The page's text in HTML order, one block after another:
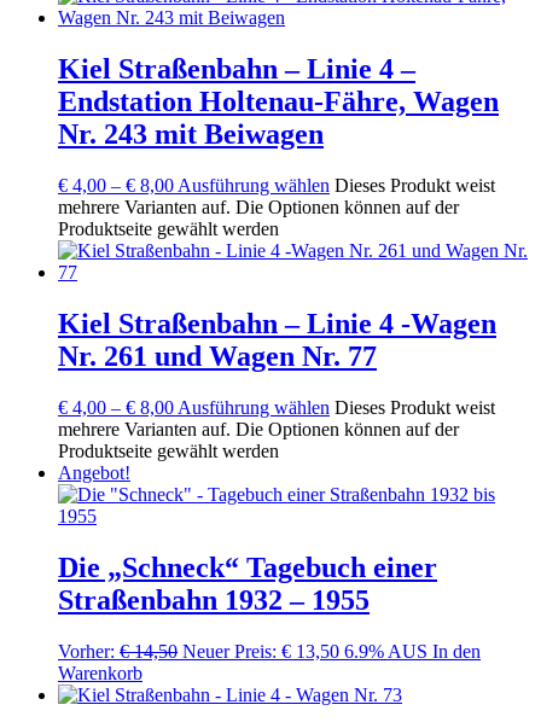
Kiel Straßenbahn – Linie 4 –
Endstation Holtenau-Fähre, Wagen
Nr. 243 mit Beiwagen
€ 4,00 – € 8,00 Ausführung wählen Dieses Produkt weist
mehrere Varianten auf. Die Optionen können auf der
Produktseite gewählt werden
Kiel Straßenbahn – Linie 4 -Wagen
Nr. 261 und Wagen Nr. 77
€ 4,00 – € 8,00 Ausführung wählen Dieses Produkt weist
mehrere Varianten auf. Die Optionen können auf der
Produktseite gewählt werden
Angebot!
Die „Schneck“ Tagebuch einer
Straßenbahn 1932 – 1955
Vorher: €14,50 Neuer Preis: € 13,50 6.9% AUS In den
Warenkorb